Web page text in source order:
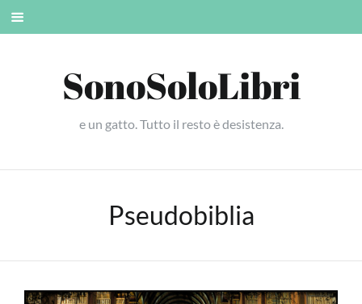
Skip
SonoSoloLibri
e un gatto. Tutto il resto è desistenza.
Pseudobiblia